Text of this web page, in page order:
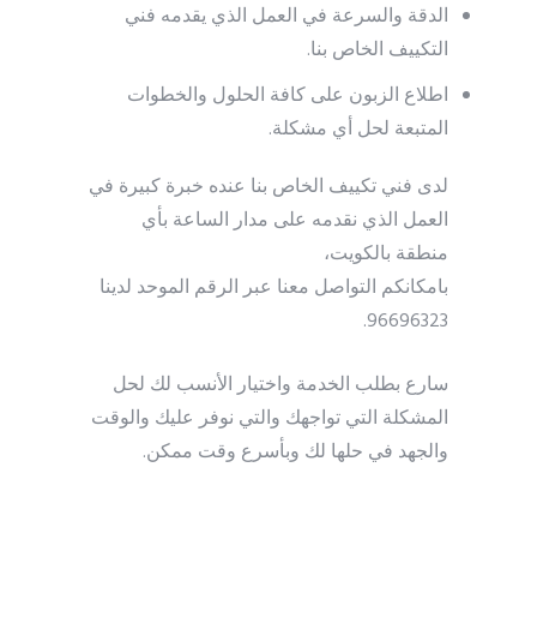
الدقة والسرعة في العمل الذي يقدمه فني
التكييف الخاص بنا.
اطلاع الزبون على كافة الحلول والخطوات
المتبعة لحل أي مشكلة.
لدى فني تكييف الخاص بنا عنده خبرة كبيرة في
العمل الذي نقدمه على مدار الساعة بأي
منطقة بالكويت،
بامكانكم التواصل معنا عبر الرقم الموحد لدينا
96696323.
سارع بطلب الخدمة واختيار الأنسب لك لحل
المشكلة التي تواجهك والتي نوفر عليك والوقت
والجهد في حلها لك وبأسرع وقت ممكن.